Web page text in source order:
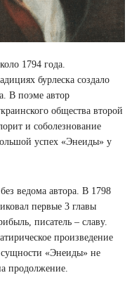
1794 года.
бурлеска создало
В поэме автор
общества второй
и соболезнование
успех «Энеиды» у
ведома автора. В 1798
первые 3 главы
писатель – славу.
произведение
сущности «Энеиды» не
продолжение.